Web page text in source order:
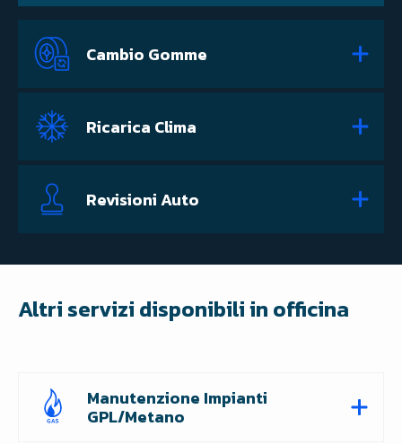
Cambio Gomme
Ricarica Clima
Revisioni Auto
Altri servizi disponibili in officina
Manutenzione Impianti
GPL/Metano